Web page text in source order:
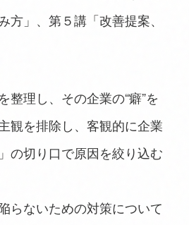
」、第５講「改善提案、
理し、その企業の“癖”を
観を排除し、客観的に企業
の切り口で原因を絞り込む
らないための対策について